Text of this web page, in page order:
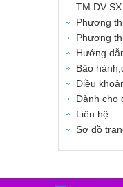
TM DV
Phương
Phương
Hướng
Bảo
Điều
Dành cho
Liên hệ
Sơ đồ